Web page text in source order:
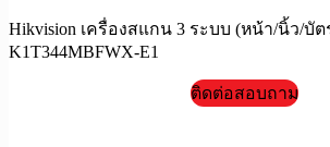
Hikvision เครื่องสแกน 3 ระบบ (หน้า/นิ้ว/บัต
K1T344MBFWX-E1
ติดต่อสอบถาม